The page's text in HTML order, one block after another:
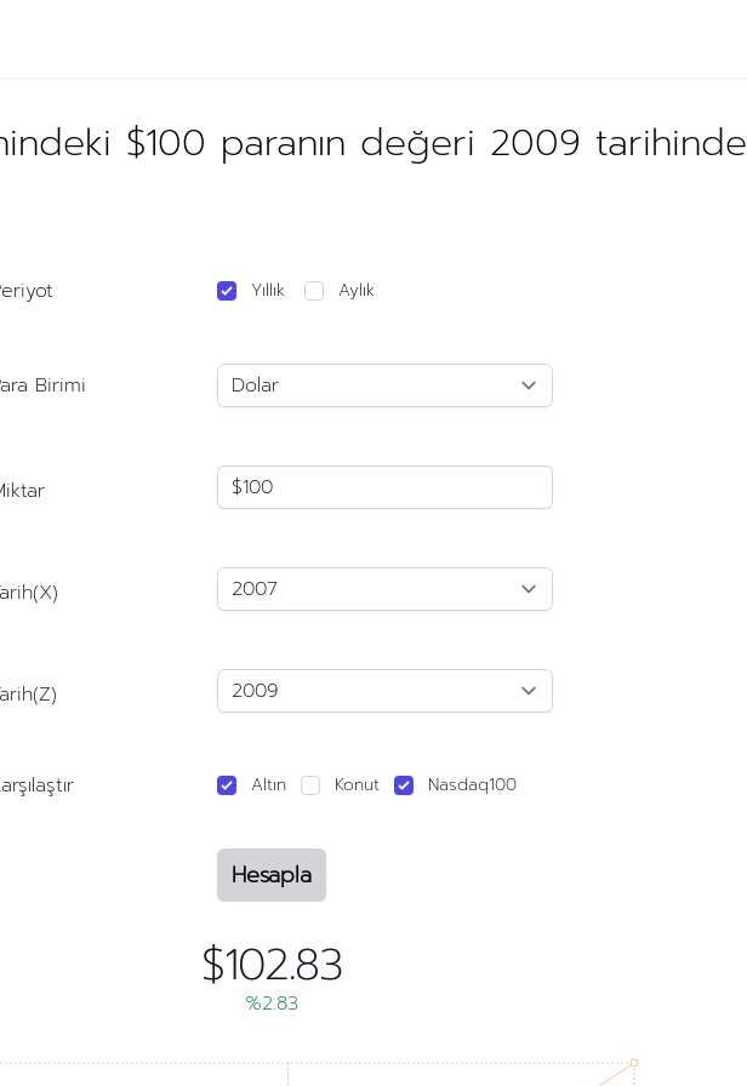
$100 paranın değeri 2009 tarihinde
Yıllık Aylık
Birimi
Altın Konut Nasdaq100
Hesapla
$102.83
%2.83